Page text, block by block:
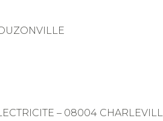
– 08004